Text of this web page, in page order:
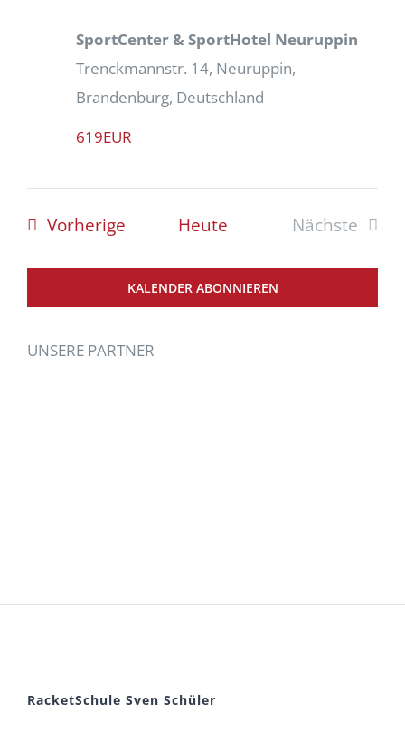
SportCenter & SportHotel Neuruppin
Trenckmannstr. 14, Neuruppin,
Brandenburg, Deutschland
619EUR
Vorherige Veranstaltungen
Heute
Nächste
KALENDER ABONNIEREN
UNSERE PARTNER
RacketSchule Sven Schüler